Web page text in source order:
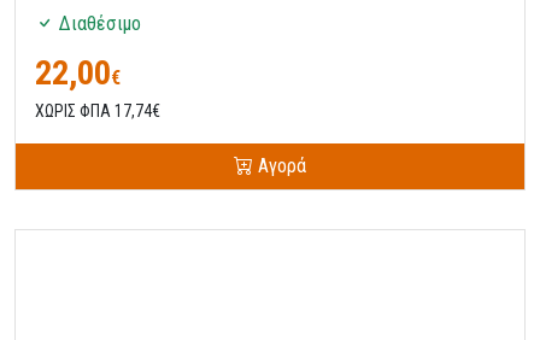
Διαθέσιμο
22,00€
ΧΩΡΙΣ ΦΠΑ 17,74€
Αγορά